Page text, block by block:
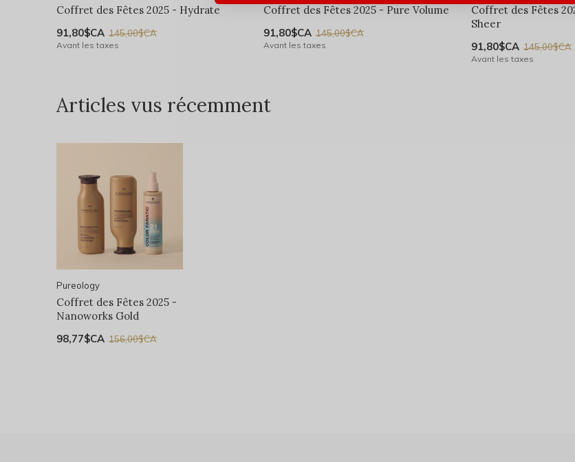
Coffret des Fêtes 2025 - Hydrate
91,80$CA 145,00$CA
Avant les taxes
Coffret des Fêtes 2025 - Pure Volume
91,80$CA 145,00$CA
Avant les taxes
Coffret des Fêtes
Sheer
91,80$CA 145,00$CA
Avant les taxes
Articles vus récemment
Pureology
Coffret des Fêtes 2025 -
Nanoworks Gold
98,77$CA 156,00$CA